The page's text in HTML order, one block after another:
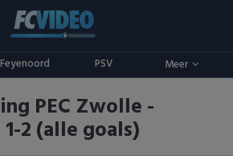
Feyenoord PSV Meer
Divisie
PEC Zwolle -
2 (alle goals)